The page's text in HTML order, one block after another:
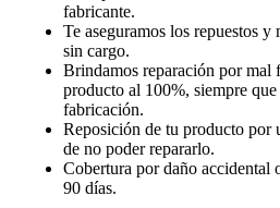
fabricante.
Te aseguramos los repuestos y
sin cargo.
Brindamos reparación por mal
producto al 100%, siempre
fabricación.
Reposición de tu producto por
de no poder repararlo.
Cobertura por daño accidental
90 días.